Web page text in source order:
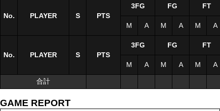
No. PLAYER S
No. PLAYER S
合計
No. PLAYER S PTS
3FG FG FT
M A M A M A
No. PLAYER S PTS
3FG FG FT
M A M A M A
合計
GAME REPORT